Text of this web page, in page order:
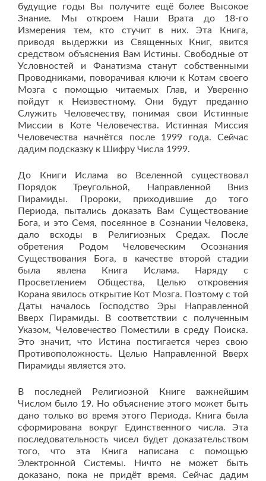
будущие годы Вы получите ещё более Высокое
Знание. Мы откроем Наши Врата до 18-го
Измерения тем, кто стучит в них. Эта Книга,
приводя выдержки из Священных Книг, явится
средством объяснения Вам Истины. Свободные от
Условностей и Фанатизма станут собственными
Проводниками, поворачивая ключи к Котам своего
Мозга с помощью читаемых Глав, и Уверенно
пойдут к Неизвестному. Они будут преданно
Служить Человечеству, понимая свои Истинные
Миссии в Коте Человечества. Истинная Миссия
Человечества начнётся после 1999 года. Сейчас
дадим подсказку к Шифру Числа 1999.
До Книги Ислама во Вселенной существовал
Порядок Треугольной, Направленной Вниз
Пирамиды. Пророки, приходившие до того
Периода, пытались доказать Вам Существование
Бога, и это Семя, посеянное в Сознании Человека,
дало всходы в Религиозных Средах. После
обретения Родом Человеческим Осознания
Существования Бога, в качестве второй стадии
была явлена Книга Ислама. Наряду с
Просветлением Общества, Целью откровения
Корана явилось открытие Кот Мозга. Поэтому с той
Даты началось Господство Эры Направленной
Вверх Пирамиды. В соответствии с полученным
Указом, Человечество Поместили в среду Поиска.
Это значит, что Истина постигается через свою
Противоположность. Целью Направленной Вверх
Пирамиды является это.
В последней Религиозной Книге важнейшим
Числом было 19. Но объяснение этого может быть
дано только во время этого Периода. Книга была
сформирована вокруг Единственного числа. Эта
последовательность чисел будет доказательством
того, что эта Книга написана с помощью
Электронной Системы. Ничто не может быть
доказано, пока не придёт время. Сейчас дадим